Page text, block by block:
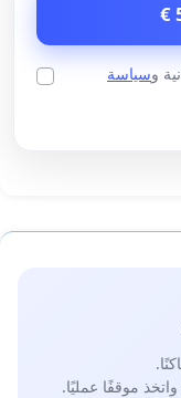
وسياسة
موقفًا عمليًا.